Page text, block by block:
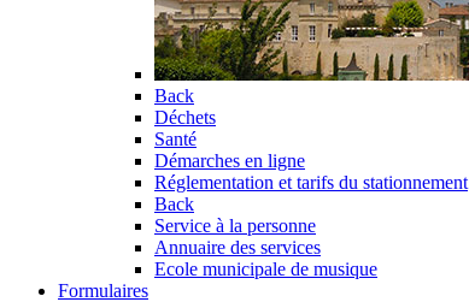
Back
Déchets
Santé
Démarches en ligne
Réglementation et tarifs du stationnement
Back
Service à la personne
Annuaire des services
Ecole municipale de musique
Formulaires